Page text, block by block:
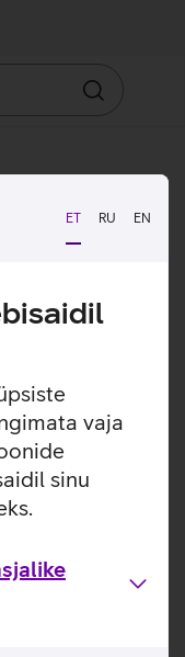
ET RU EN
vaja
sinu
Otsin